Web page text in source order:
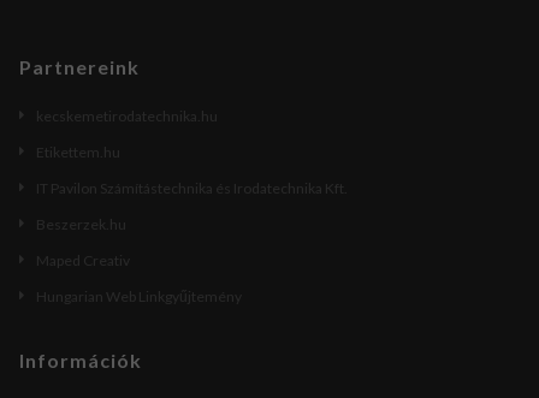
Partnereink
kecskemetirodatechnika.hu
Etikettem.hu
IT Pavilon Számítástechnika és Irodatechnika Kft.
Beszerzek.hu
Maped Creativ
Hungarian Web Linkgyűjtemény
Információk